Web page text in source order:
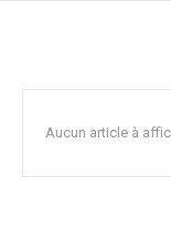
Aucun article à